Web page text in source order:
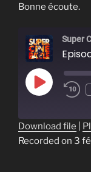
Bonne écoute.
Super
Play
Episode
SHARE
Download file
Recorded on 3